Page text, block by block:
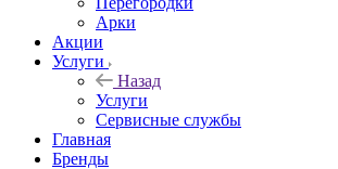
Арки
Акции
Услуги
Назад
Услуги
Сервисные службы
Главная
Бренды